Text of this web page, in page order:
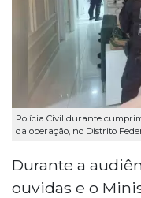
Polícia Civil durante
da operação, no Distrito
Durante a
ouvidas e o